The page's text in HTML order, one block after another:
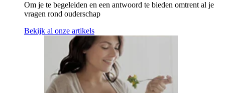
Om je te begeleiden en een antwoord te bieden omtrent al je
vragen rond ouderschap
Bekijk al onze artikels